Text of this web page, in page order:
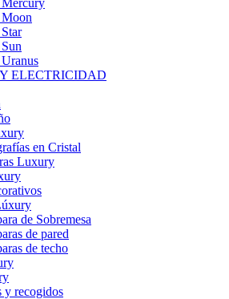
Moon
ELECTRICIDAD
en Cristal
Luxury
de Sobremesa
de pared
de techo
y recogidos